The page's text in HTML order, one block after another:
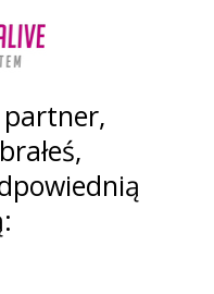
partner,